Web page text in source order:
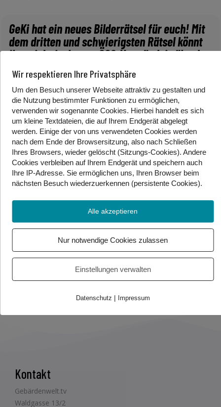
GeKi hat ein neues Bilderrätsel für euch! Mit
dem dritten und schwierigsten Rätsel könnt
ihr spielerisch euer ÖGS-Verständnis üben!
Schafft ihr, das richtige Bild auszuwählen
und alle Unterschiede zu erkennen? Probiert
es aus! Schaut vorbei auf der GeKi- Webseite
und besucht den Bereich: „Vokabeln &
mehr!“ Hier findet ihr die Playlist:
„Bilderrätsel“, in der 3 Rätsel mit
verschiedenen Schwierigkeitsstufen zu
finden sind.
Foto/Video Credits: Adobe Canva/ GeKi
Beitrag teilen
Kontakt
Gebärdenwelt.tv
Waldgasse 13/2
Wir respektieren Ihre Privatsphäre
Um den Besuch unserer Webseite attraktiv zu gestalten und
die Nutzung bestimmter Funktionen zu ermöglichen,
verwenden wir sogenannte Cookies. Hierbei handelt es sich
um kleine Textdateien, die auf Ihrem Endgerät abgelegt
werden. Einige der von uns verwendeten Cookies werden
nach dem Ende der Browsersitzung, also nach Schließen
Ihres Browsers, wieder gelöscht (Sitzungs-Cookies). Andere
Cookies verbleiben auf Ihrem Endgerät und speichern auch
Ihre IP-Adresse. Sie ermöglichen uns, Ihren Browser beim
nächsten Besuch wiederzuerkennen (persistente Cookies).
Alle akzeptieren
Nur notwendige Cookies zulassen
Einstellungen verwalten
Datenschutz | Impressum